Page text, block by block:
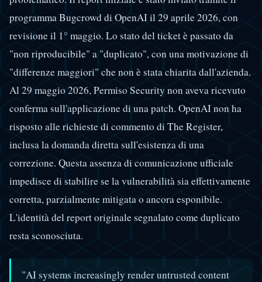
programma Bugcrowd di OpenAI il 29 aprile 2026, con
revisione il 1° maggio. Lo stato del ticket è passato da
"non riproducibile" a "duplicato", con una motivazione di
"differenze maggiori" che non è stata chiarita dall'azienda.
Al 29 maggio 2026, Permiso Security non aveva ricevuto
conferma sull'applicazione di una patch. OpenAI non ha
risposto alle richieste di commento di The Register,
inclusa la domanda diretta sull'esistenza di una
correzione. Questa assenza di comunicazione ufficiale
impedisce di stabilire se la vulnerabilità sia effettivamente
corretta, parzialmente mitigata o ancora esponibile.
L'identità del report originale segnalato come duplicato
resta sconosciuta.
"AI systems increasingly render untrusted content